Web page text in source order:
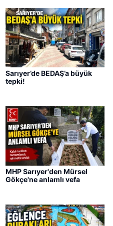
Sarıyer’de BEDAŞ’a büyük
tepki!
MHP Sarıyer'den Mürsel
Gökçe'ne anlamlı vefa